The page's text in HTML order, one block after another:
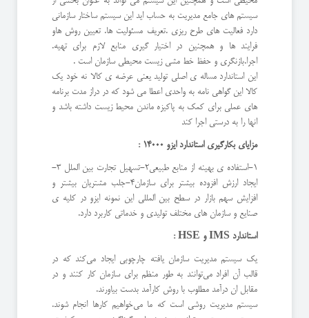
سیستم های جامع مدیریت به حساب اید این سیستم ساختار سازمانی
دارد فعالیت های طرح ریزی .تعریف مسئولیت ها. تعیین روش هاو
فرایند ها و همچنین در اختیار گیری منابع لازم برای تهیه.
اجرا.بازنگری و حفظ خط مشی زیست محیطی سازمان است .
این استاندارد مساله ی اصلی تولید یعنی عرضه ی کالا نه خود یک
کالا این گواهی نامه به واحدی اعطا می شود که در دراز مدت برنامه
های عملی برای کمک به پاکیزه ماندن محیط زیست داشته باشد و
انها را به درستی اجرا کند
مزایای بکارگیری استاندارد ایزو 14000 :
1-استفاده ی بهینه از منابع طبیعی2-تسهیل تجارت بین الملل 3-
ایجاد ارزش افزوده بیشتر برای سازمان4-جلب مشتریان بیشتر و
افزایش سهم بازار در سطح بین المللی این نمونه ایزو در کلیه ی
صنایع و سازمان های مختلف تولیدی و خدماتی کاربرد دارد.
استاندارد IMS و HSE :
یک سیستم مدیریت سازمان یافته چارچوبی ایجاد می‌کند که در
قالب آن افراد می‌توانند به طور منظم برای سازمان کار کنند و در
مقابل ان درآمد مطلوب با روش کارآمد بدست بیاورند.
سیستم مدیریت روشی است که ما می‌خواهیم کارها انجام شوند.